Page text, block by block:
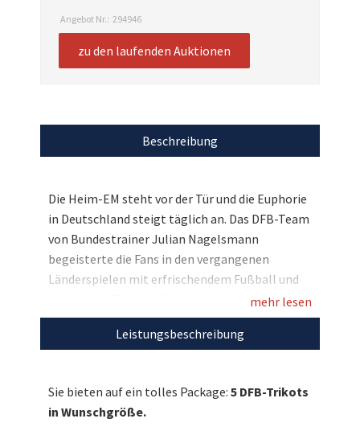
Angebot Nr.: 294946
zu den laufenden Auktionen
Beschreibung
Die Heim-EM steht vor der Tür und die Euphorie
in Deutschland steigt täglich an. Das DFB-Team
von Bundestrainer Julian Nagelsmann
begeisterte die Fans in den vergangenen
Länderspielen mit erfrischendem Fußball und
Sommermärchen. Passend zur EURO 2024
dürfen wir nun ein besonderes Package
gesamte Fußballmannschaft aus – das perfekte
Fan-Outfit für die EM! Jetzt mitbieten und
mehr lesen
Leistungsbeschreibung
Sie bieten auf ein tolles Package: 5 DFB-Trikots
in Wunschgröße.